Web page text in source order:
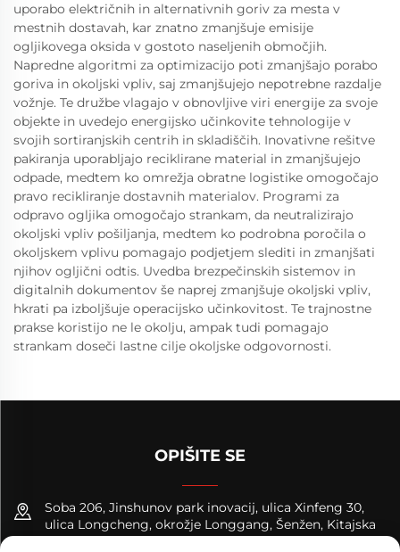
uporabo električnih in alternativnih goriv za mesta v
mestnih dostavah, kar znatno zmanjšuje emisije
ogljikovega oksida v gostoto naseljenih območjih.
Napredne algoritmi za optimizacijo poti zmanjšajo porabo
goriva in okoljski vpliv, saj zmanjšujejo nepotrebne razdalje
vožnje. Te družbe vlagajo v obnovljive viri energije za svoje
objekte in uvedejo energijsko učinkovite tehnologije v
svojih sortiranjskih centrih in skladiščih. Inovativne rešitve
pakiranja uporabljajo reciklirane material in zmanjšujejo
odpade, medtem ko omrežja obratne logistike omogočajo
pravo recikliranje dostavnih materialov. Programi za
odpravo ogljika omogočajo strankam, da neutralizirajo
okoljski vpliv pošiljanja, medtem ko podrobna poročila o
okoljskem vplivu pomagajo podjetjem slediti in zmanjšati
njihov ogljični odtis. Uvedba brezpečinskih sistemov in
digitalnih dokumentov še naprej zmanjšuje okoljski vpliv,
hkrati pa izboljšuje operacijsko učinkovitost. Te trajnostne
prakse koristijo ne le okolju, ampak tudi pomagajo
strankam doseči lastne cilje okoljske odgovornosti.
OPIŠITE SE
Soba 206, Jinshunov park inovacij, ulica Xinfeng 30,
ulica Longcheng, okrožje Longgang, Šenžen, Kitajska